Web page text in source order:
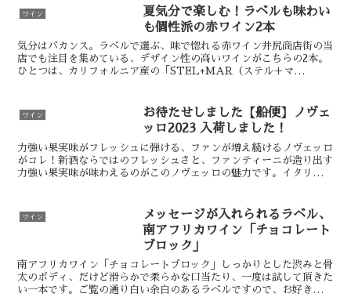
ワイン
夏気分で楽しむ！ラベルも味わい
も個性派の赤ワイン2本
気分はバカンス。ラベルで選ぶ、味で惚れる赤ワイン井尻商店街の当
店でも注目を集めている、デザイン性の高いワインがこちらの2本。
ひとつは、カリフォルニア産の「STEL+MAR（ステル＋マ
ワイン
お待たせしました【船便】ノヴェ
ッロ2023 入荷しました！
力強い果実味がフレッシュに弾ける、ファンが増え続けるノヴェッロ
がコレ！新酒ならではのフレッシュさと、ファンティーニが造り出す
力強い果実味が味わえるのがこのノヴェッロの魅力です。イタリアト
ワイン
メッセージが入れられるラベル、
南アフリカワイン「チョコレート
ブロック」
南アフリカワイン「チョコレートブロック」しっかりとした渋みと骨
太のボディ、だけど滑らかで柔らかな口当たり、一度は試して頂きた
い一本です。ご覧の通り白い余白のあるラベルですので、お好きなメ